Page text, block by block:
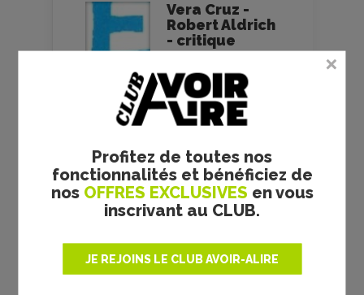
Profitez de toutes nos
fonctionnalités et bénéficiez de
nos OFFRES EXCLUSIVES en vous
inscrivant au CLUB.
JE REJOINS LE CLUB AVOIR-ALIRE
Vera Cruz -
Robert Aldrich
- critique
El Perdido -
Robert Aldrich
- critique
Feuilles
d’automne (ou
Tempête
d’automne) -
- critique
01/08/1956